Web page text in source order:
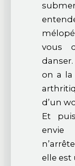
vous
on a la
d’un
Et
envie
elle est